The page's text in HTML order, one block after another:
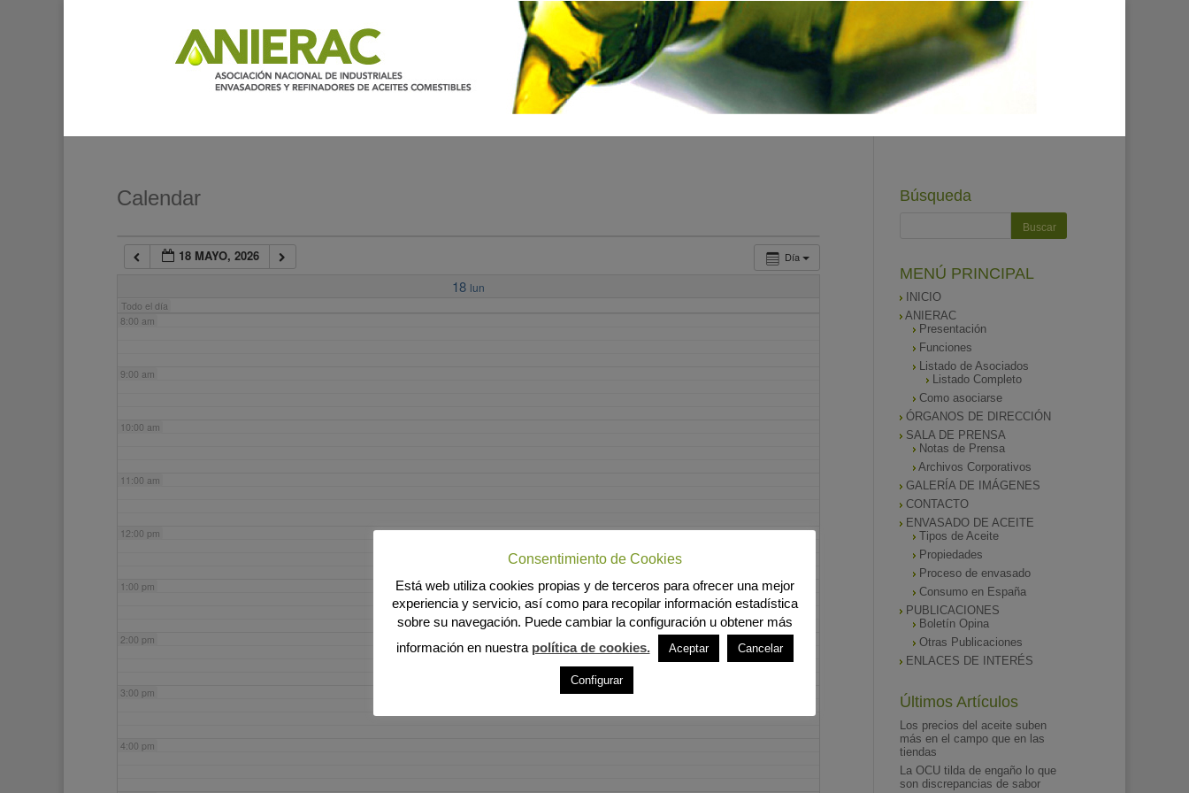
Calendar
Día
18 MAYO, 2026
18 lun
Todo el día
7:00 am
8:00 am
9:00 am
10:00 am
11:00 am
12:00 pm
1:00 pm
2:00 pm
3:00 pm
4:00 pm
Búsqueda
MENÚ PRINCIPAL
INICIO
ANIERAC
Presentación
Funciones
Listado de Asociados
Listado Completo
Como asociarse
ÓRGANOS DE DIRECCIÓN
SALA DE PRENSA
Notas de Prensa
Archivos Corporativos
GALERÍA DE IMÁGENES
CONTACTO
ENVASADO DE ACEITE
Tipos de Aceite
Propiedades
Proceso de envasado
Consumo en España
PUBLICACIONES
Boletín Opina
Otras Publicaciones
ENLACES DE INTERÉS
Últimos Artículos
Los precios del aceite suben
más en el campo que en las
tiendas
La OCU tilda de engaño lo que
son discrepancias de sabor
Consentimiento de Cookies
Está web utiliza cookies propias y de terceros para ofrecer una mejor
experiencia y servicio, así como para recopilar información estadística
sobre su navegación. Puede cambiar la configuración u obtener más
información en nuestra política de cookies. Aceptar Cancelar
Configurar